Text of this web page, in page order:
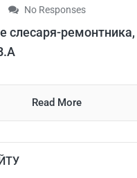
No Responses
слесаря-ремонтника,
Read More